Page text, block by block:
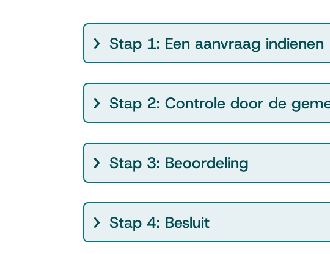
Stap 1: Een aanvraag indienen
Stap 2: Controle door de
Stap 3: Beoordeling
Stap 4: Besluit